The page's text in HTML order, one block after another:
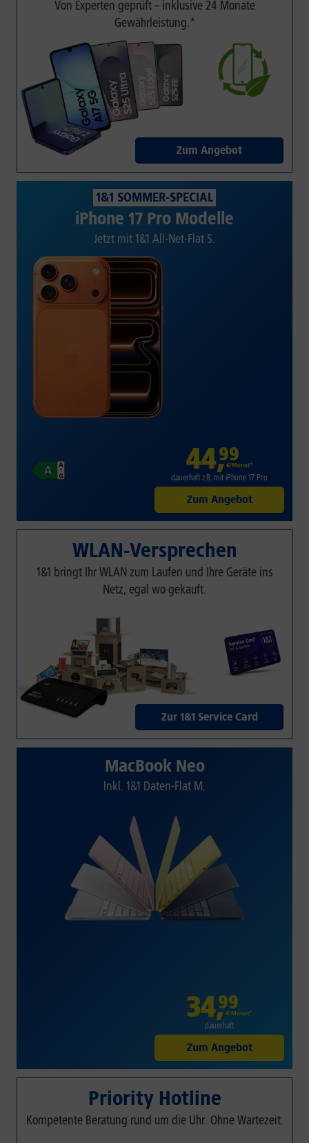
Von Experten geprüft – inklusive 24 Monate
Gewährleistung.*
Zum Angebot
1&1 SOMMER-SPECIAL
iPhone 17 Pro Modelle
Jetzt mit 1&1 All-Net-Flat S.
44,99
€/Monat*
dauerhaft z.B. mit iPhone 17 Pro
Zum Angebot
WLAN-Versprechen
1&1 bringt Ihr WLAN zum Laufen und Ihre Geräte ins
Netz, egal wo gekauft.
Zur 1&1 Service Card
MacBook Neo
Inkl. 1&1 Daten-Flat M.
34,99
€/Monat*
dauerhaft
Zum Angebot
Priority Hotline
Kompetente Beratung rund um die Uhr. Ohne Wartezeit.